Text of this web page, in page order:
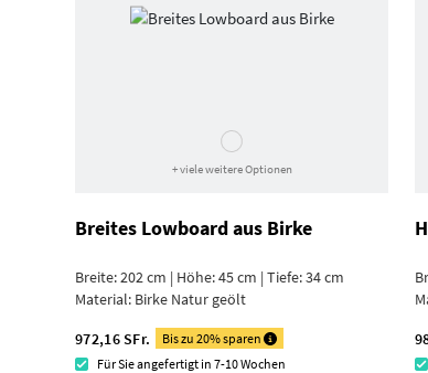
+ viele weitere Optionen
Breites Lowboard aus Birke
Breite: 202 cm | Höhe: 45 cm | Tiefe: 34 cm
Material: Birke Natur geölt
972,16 SFr.
Bis zu 20% sparen
Für Sie angefertigt in 7-10 Wochen